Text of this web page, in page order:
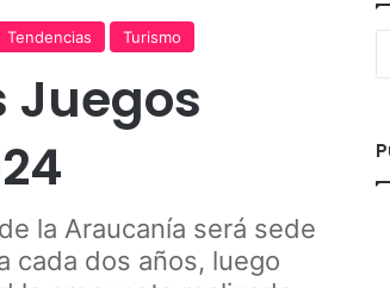
Tendencias Turismo
Juegos
la Araucanía será sede
cada dos años, luego